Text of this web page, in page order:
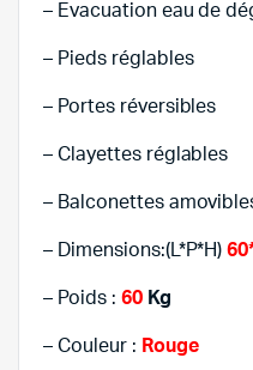
– Evacuation eau de
– Pieds réglables
– Portes réversibles
– Clayettes réglables
– Balconettes
– Dimensions:(L*P*H)
– Poids : 60 Kg
– Couleur : Rouge